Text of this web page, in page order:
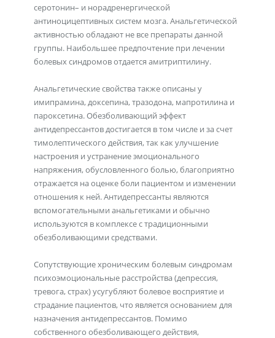
серотонин– и норадренергической
антиноцицептивных систем мозга. Анальгетической
активностью обладают не все препараты данной
группы. Наибольшее предпочтение при лечении
болевых синдромов отдается амитриптилину.
Анальгетические свойства также описаны у
имипрамина, доксепина, тразодона, мапротилина и
пароксетина. Обезболивающий эффект
антидепрессантов достигается в том числе и за счет
тимолептического действия, так как улучшение
настроения и устранение эмоционального
напряжения, обусловленного болью, благоприятно
отражается на оценке боли пациентом и изменении
отношения к ней. Антидепрессанты являются
вспомогательными анальгетиками и обычно
используются в комплексе с традиционными
обезболивающими средствами.
Сопутствующие хроническим болевым синдромам
психоэмоциональные расстройства (депрессия,
тревога, страх) усугубляют болевое восприятие и
страдание пациентов, что является основанием для
назначения антидепрессантов. Помимо
собственного обезболивающего действия,